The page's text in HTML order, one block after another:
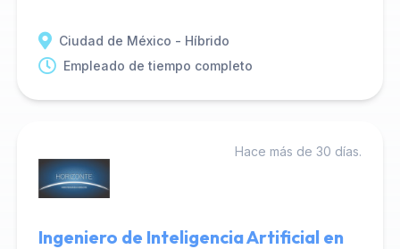
Ciudad de México - Híbrido
Empleado de tiempo completo
Hace más de 30 días.
Ingeniero de Inteligencia Artificial en